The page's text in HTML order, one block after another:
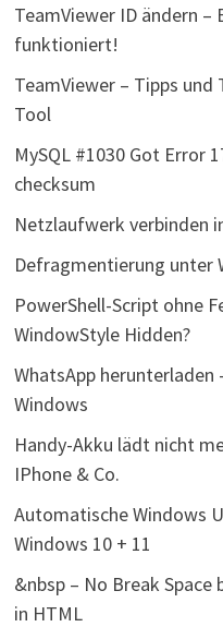
TeamViewer ID ändern –
funktioniert!
TeamViewer – Tipps
Tool
MySQL #1030 Got Error
checksum
Netzlaufwerk verbinden
Defragmentierung unter
PowerShell-Script ohne
WindowStyle Hidden?
WhatsApp herunterladen
Windows
Handy-Akku lädt nicht
IPhone & Co.
Automatische Windows
Windows 10 + 11
&nbsp – No Break
in HTML